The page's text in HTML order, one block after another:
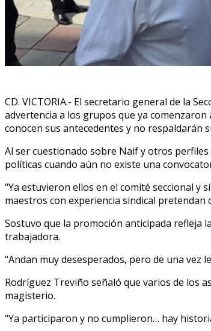
CD. VICTORIA.- El secretario general de la
advertencia a los grupos que ya
conocen sus antecedentes y no respaldarán
Al ser cuestionado sobre Naif y otros
políticas cuando aún no existe una
“Ya estuvieron ellos en el comité seccional
maestros con experiencia sindical
Sostuvo que la promoción anticipada refleja
trabajadora.
“Andan muy desesperados, pero de una vez
Rodríguez Treviño señaló que varios de los
magisterio.
“Ya participaron y no cumplieron… hay